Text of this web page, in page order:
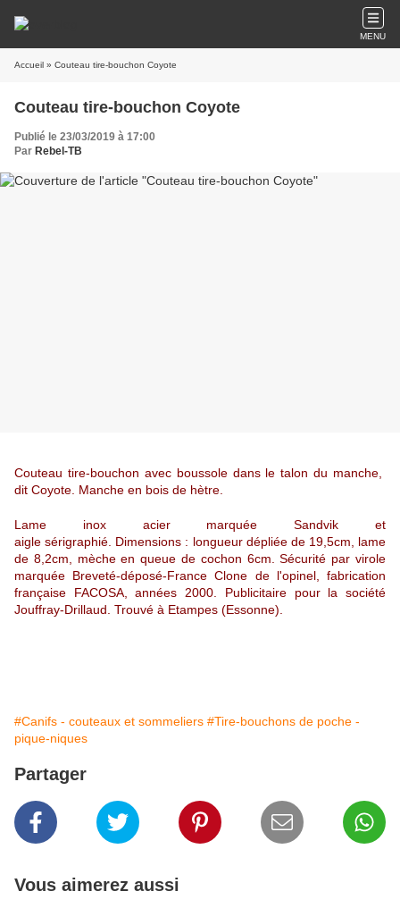
MENU
Accueil » Couteau tire-bouchon Coyote
Couteau tire-bouchon Coyote
Publié le 23/03/2019 à 17:00
Par Rebel-TB
Couteau tire-bouchon avec boussole dans le talon du manche,
dit Coyote. Manche en bois de hètre.
Lame inox acier marquée Sandvik et
aigle sérigraphié. Dimensions : longueur dépliée de 19,5cm, lame
de 8,2cm, mèche en queue de cochon 6cm. Sécurité par virole
marquée Breveté-déposé-France Clone de l'opinel, fabrication
française FACOSA, années 2000. Publicitaire pour la société
Jouffray-Drillaud. Trouvé à Etampes (Essonne).
#Canifs - couteaux et sommeliers #Tire-bouchons de poche -
pique-niques
Partager
Vous aimerez aussi